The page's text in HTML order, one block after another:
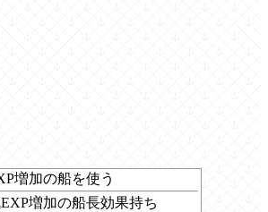
増加の船を使う
増加の船長効果持ち